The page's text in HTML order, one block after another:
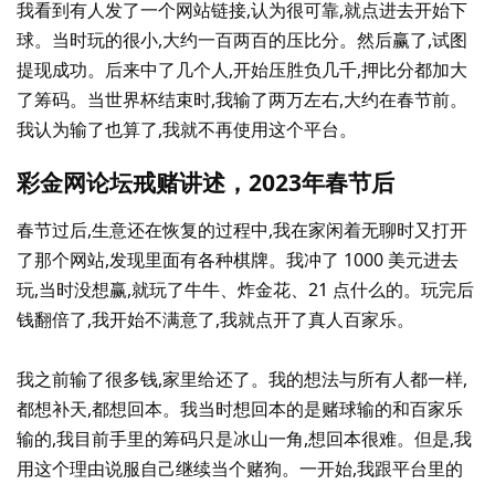
我看到有人发了一个网站链接,认为很可靠,就点进去开始下
球。当时玩的很小,大约一百两百的压比分。然后赢了,试图
提现成功。后来中了几个人,开始压胜负几千,押比分都加大
了筹码。当世界杯结束时,我输了两万左右,大约在春节前。
我认为输了也算了,我就不再使用这个平台。
彩金网论坛戒赌讲述，2023年春节后
春节过后,生意还在恢复的过程中,我在家闲着无聊时又打开
了那个网站,发现里面有各种棋牌。我冲了 1000 美元进去
玩,当时没想赢,就玩了牛牛、炸金花、21 点什么的。玩完后
钱翻倍了,我开始不满意了,我就点开了真人百家乐。
我之前输了很多钱,家里给还了。我的想法与所有人都一样,
都想补天,都想回本。我当时想回本的是赌球输的和百家乐
输的,我目前手里的筹码只是冰山一角,想回本很难。但是,我
用这个理由说服自己继续当个赌狗。一开始,我跟平台里的